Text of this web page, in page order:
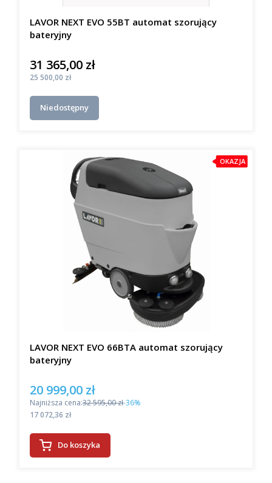
LAVOR NEXT EVO 55BT automat szorujący
bateryjny
Cena
31 365,00 zł
Cena
25 500,00 zł
Niedostępny
OKAZJA
LAVOR NEXT EVO 66BTA automat szorujący
bateryjny
Cena promocyjna
20 999,00 zł
Najniższa cena:32 595,00 zł-36%
Cena
17 072,36 zł
Do koszyka